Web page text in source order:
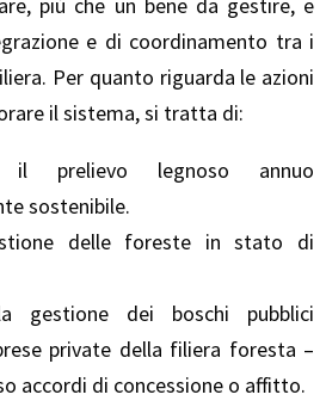
e di coordinamento tra i
Per quanto riguarda le azioni
il sistema, si tratta di:
il prelievo legnoso annuo
sostenibile.
delle foreste in stato di
gestione dei boschi pubblici
private della filiera foresta –
accordi di concessione o affitto.